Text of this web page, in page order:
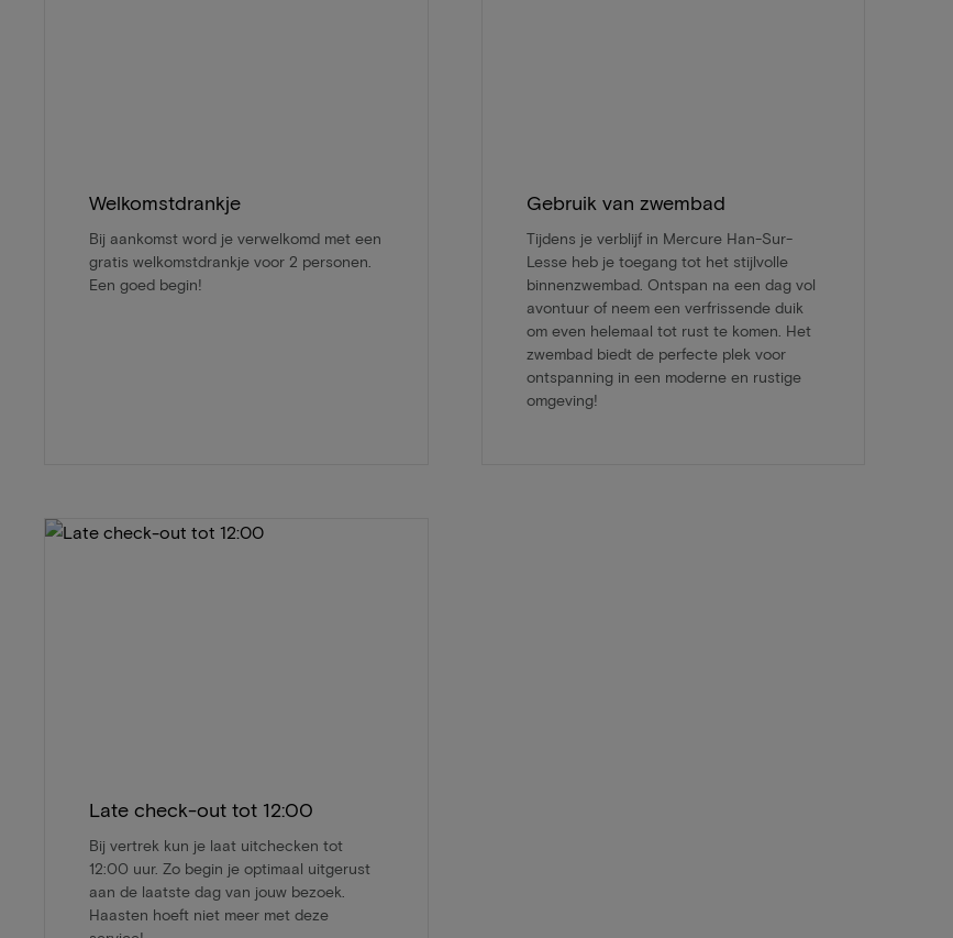
Welkomstdrankje
Bij aankomst word je verwelkomd met een
gratis welkomstdrankje voor 2 personen.
Een goed begin!
Gebruik van zwembad
Tijdens je verblijf in Mercure Han-Sur-
Lesse heb je toegang tot het stijlvolle
binnenzwembad. Ontspan na een dag vol
avontuur of neem een verfrissende duik
om even helemaal tot rust te komen. Het
zwembad biedt de perfecte plek voor
ontspanning in een moderne en rustige
omgeving!
Late check-out tot 12:00
Bij vertrek kun je laat uitchecken tot
12:00 uur. Zo begin je optimaal uitgerust
aan de laatste dag van jouw bezoek.
Haasten hoeft niet meer met deze